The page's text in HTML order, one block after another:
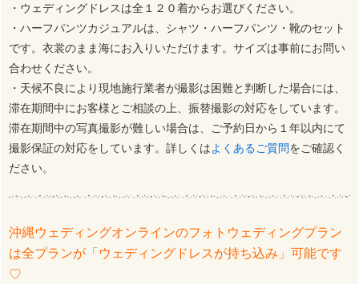
・ウェディングドレスは全１２０着からお選びください。
・ハーフパンツカジュアルは、シャツ・ハーフパンツ・靴のセット
です。衣裳のまま海にお入りいただけます。サイズは事前にお問い
合わせください。
・天候不良により現地施行業者が撮影は困難と判断した場合には、
滞在期間中にお客様とご相談の上、振替撮影の対応をしています。
滞在期間中の写真撮影が難しい場合は、ご予約日から１年以内にて
撮影保証の対応をしています。詳しくはよくあるご質問をご確認く
ださい。
沖縄ウェディングオンラインのフォトウェディングプラン
は全プランが「ウェディングドレスが持ち込み」可能です
♡